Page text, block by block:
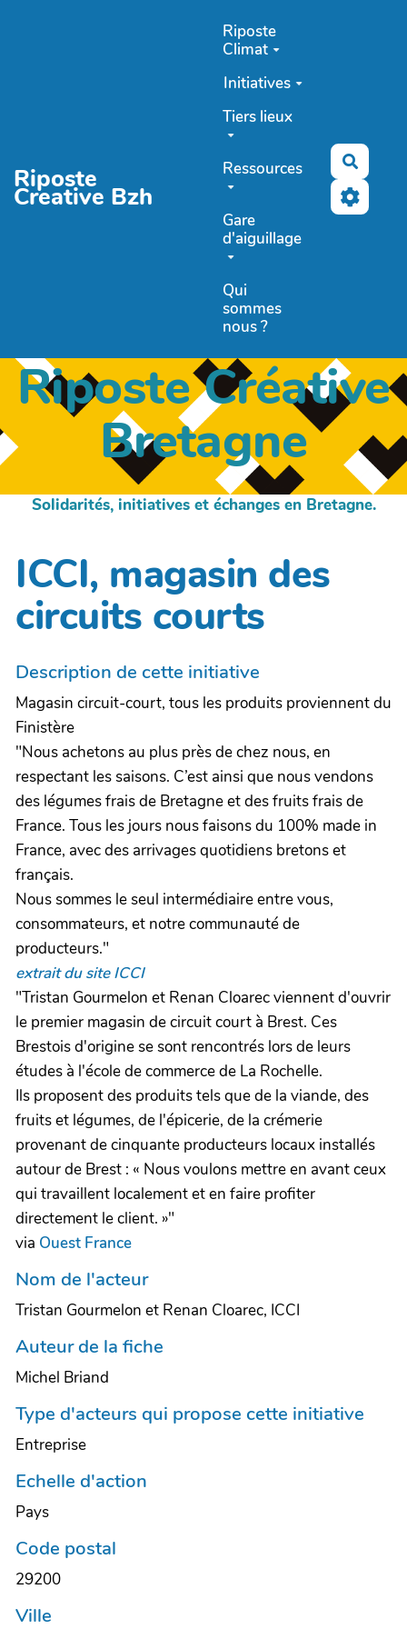
Riposte
Creative Bzh
Riposte
Climat
Initiatives
Tiers lieux
Ressources
Gare
d'aiguillage
Qui
sommes
nous ?
Riposte Créative
Bretagne
Solidarités, initiatives et échanges en Bretagne.
ICCI, magasin des
circuits courts
Description de cette initiative
Magasin circuit-court, tous les produits proviennent du
Finistère
"Nous achetons au plus près de chez nous, en
respectant les saisons. C’est ainsi que nous vendons
des légumes frais de Bretagne et des fruits frais de
France. Tous les jours nous faisons du 100% made in
France, avec des arrivages quotidiens bretons et
français.
Nous sommes le seul intermédiaire entre vous,
consommateurs, et notre communauté de
producteurs."
extrait du site ICCI
"Tristan Gourmelon et Renan Cloarec viennent d'ouvrir
le premier magasin de circuit court à Brest. Ces
Brestois d'origine se sont rencontrés lors de leurs
études à l'école de commerce de La Rochelle.
Ils proposent des produits tels que de la viande, des
fruits et légumes, de l'épicerie, de la crémerie
provenant de cinquante producteurs locaux installés
autour de Brest : « Nous voulons mettre en avant ceux
qui travaillent localement et en faire profiter
directement le client. »"
via Ouest France
Nom de l'acteur
Tristan Gourmelon et Renan Cloarec, ICCI
Auteur de la fiche
Michel Briand
Type d'acteurs qui propose cette initiative
Entreprise
Echelle d'action
Pays
Code postal
29200
Ville